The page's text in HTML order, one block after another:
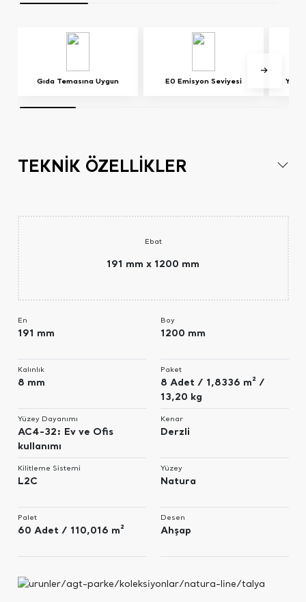
Gıda Temasına Uygun E0 Emisyon Seviyesi
TEKNİK ÖZELLİKLER
Ebat
191 mm x 1200 mm
En
191 mm
Kalınlık
8 mm
Yüzey Dayanımı
AC4-32: Ev ve Ofis
kullanımı
Kilitleme Sistemi
L2C
Palet
60 Adet / 110,016 m²
Boy
1200 mm
Paket
8 Adet / 1,8336 m² /
13,20 kg
Kenar
Derzli
Yüzey
Natura
Desen
Ahşap